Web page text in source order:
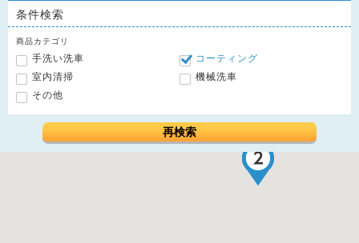
条件検索
商品カテゴリ
手洗い洗車
コーティング
室内清掃
機械洗車
その他
再検索